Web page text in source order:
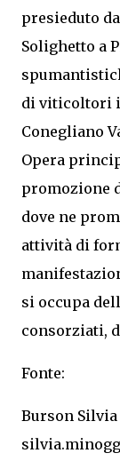
presieduto
Solighetto a
di viticoltori
Conegliano
Opera
promozione
dove ne
attività di
si occupa
consorziati,
Fonte:
Burson Silvia